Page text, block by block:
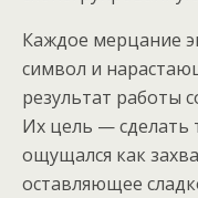
Каждое мерцание
символ и
результат работы
Их цель — сделать
ощущался как
оставляющее